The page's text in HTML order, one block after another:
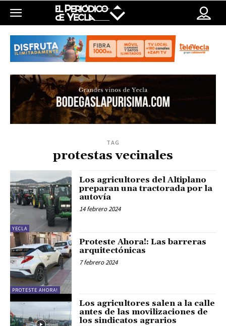
TAG
protestas vecinales
YECLA
Los agricultores del Altiplano
preparan una tractorada por la
autovía
14 febrero 2024
PROTESTE AHORA!
Proteste Ahora!: Las barreras
arquitectónicas
7 febrero 2024
Los agricultores salen a la calle
antes de las movilizaciones de
los sindicatos agrarios